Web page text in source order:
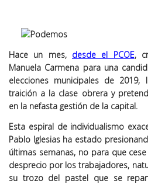
Hace un mes, desde el PCOE,
Manuela Carmena para una
elecciones municipales de
traición a la clase obrera y
en la nefasta gestión de la capital.
Esta espiral de individualismo
Pablo Iglesias ha estado
últimas semanas, no para que
desprecio por los trabajadores,
su trozo del pastel que se